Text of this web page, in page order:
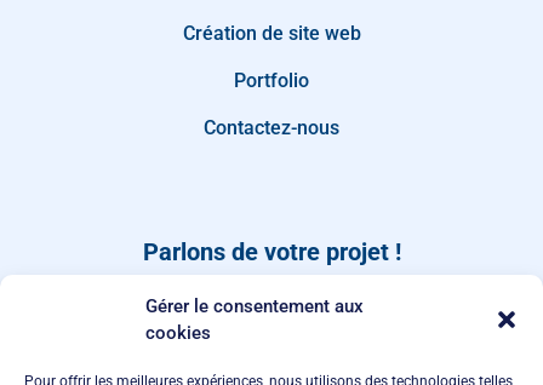
Gérer le consentement aux
cookies
Pour offrir les meilleures expériences, nous utilisons des technologies telles
Création de site web
Portfolio
Contactez-nous
Parlons de votre projet !
message depuis notre page de